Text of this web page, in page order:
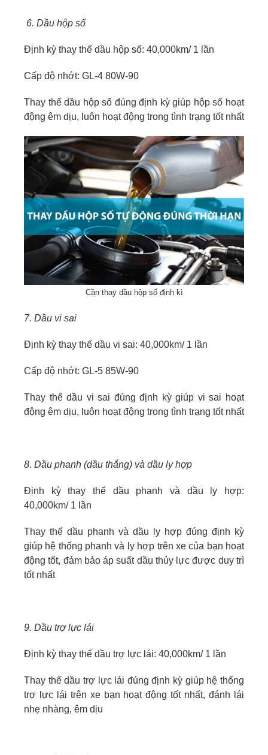
6. Dầu hộp số
Định kỳ thay thế dầu hộp số: 40,000km/ 1 lần
Cấp độ nhớt: GL-4 80W-90
Thay thế dầu hộp số đúng định kỳ giúp hộp số hoạt
động êm dịu, luôn hoạt động trong tình trạng tốt nhất
Cần thay dầu hộp số định kì
7. Dầu vi sai
Định kỳ thay thế dầu vi sai: 40,000km/ 1 lần
Cấp độ nhớt: GL-5 85W-90
Thay thế dầu vi sai đúng định kỳ giúp vi sai hoạt
động êm dịu, luôn hoạt động trong tình trạng tốt nhất
8. Dầu phanh (dầu thắng) và dầu ly hợp
Định kỳ thay thế dầu phanh và dầu ly hợp:
40,000km/ 1 lần
Thay thế dầu phanh và dầu ly hợp đúng định kỳ
giúp hệ thống phanh và ly hợp trên xe của bạn hoạt
động tốt, đảm bảo áp suất dầu thủy lực được duy trì
tốt nhất
9. Dầu trợ lực lái
Định kỳ thay thế dầu trợ lực lái: 40,000km/ 1 lần
Thay thế dầu trợ lực lái đúng định kỳ giúp hệ thống
trợ lực lái trên xe bạn hoạt động tốt nhất, đánh lái
nhẹ nhàng, êm dịu